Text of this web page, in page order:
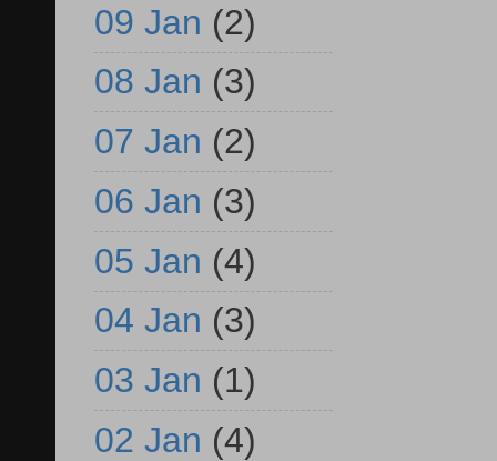
09 Jan (2)
08 Jan (3)
07 Jan (2)
06 Jan (3)
05 Jan (4)
04 Jan (3)
03 Jan (1)
02 Jan (4)